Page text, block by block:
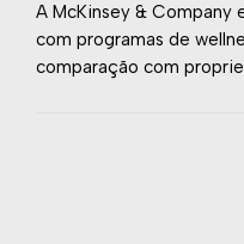
A McKinsey & Company
com programas de
comparação com